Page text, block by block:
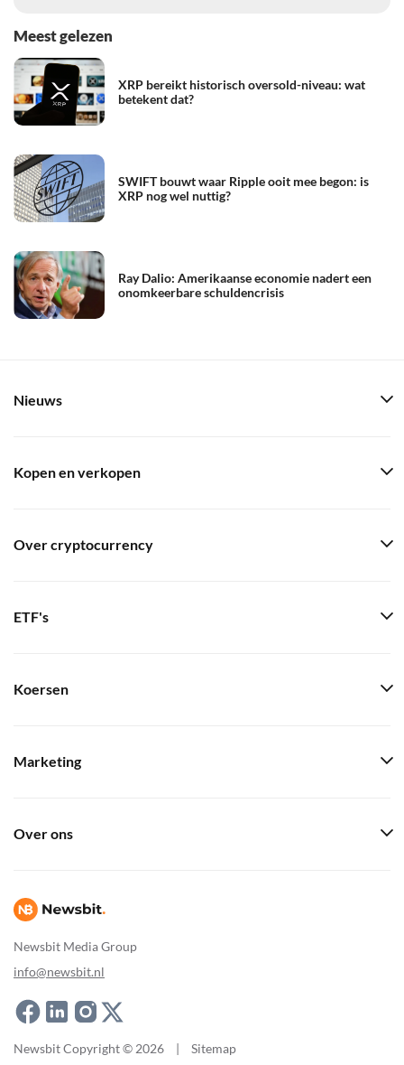
Meest gelezen
XRP bereikt historisch oversold-niveau: wat
betekent dat?
SWIFT bouwt waar Ripple ooit mee begon: is
XRP nog wel nuttig?
Ray Dalio: Amerikaanse economie nadert een
onomkeerbare schuldencrisis
Newsbit Media Group
info@newsbit.nl
Nieuws
Kopen en verkopen
Over cryptocurrency
ETF's
Koersen
Marketing
Over ons
Newsbit Copyright © 2026 | Sitemap